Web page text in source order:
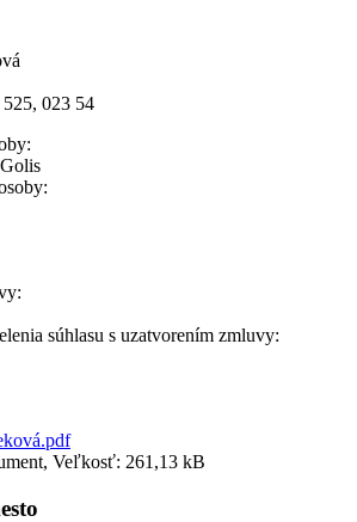
023 54
súhlasu s uzatvorením zmluvy:
Veľkosť: 261,13 kB